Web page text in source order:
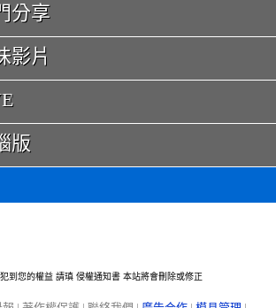
分享
影片
版
到您的權益 請瑱 侵權通知書 本站將會刪除或修正